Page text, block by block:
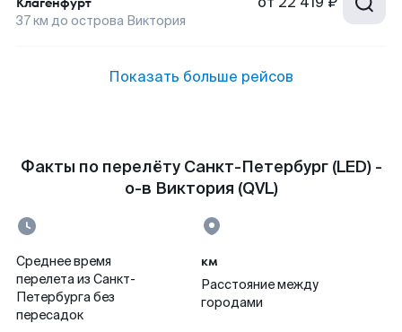
37км до острова Виктория
Показать больше рейсов
Факты по перелёту Санкт-Петербург (LED) -
о-в Виктория (QVL)
Среднее время
перелета из Санкт-
Петербурга без
пересадок
км
Расстояние между
городами